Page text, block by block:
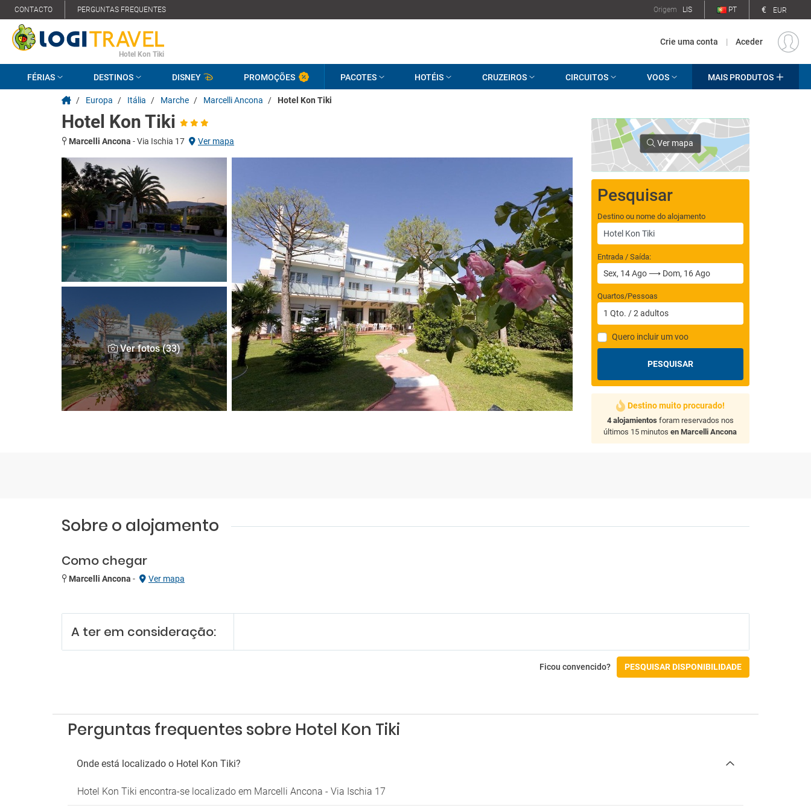
CONTACTO PERGUNTAS FREQUENTES Origem LIS PT € EUR
Hotel Kon Tiki
Crie uma conta | Aceder
FÉRIAS DESTINOS DISNEY PROMOÇÕES PACOTES HOTÉIS CRUZEIROS CIRCUITOS VOOS MAIS PRODUTOS
/ Europa / Itália / Marche / Marcelli Ancona / Hotel Kon Tiki
Hotel Kon Tiki
Marcelli Ancona -Via Ischia 17 Ver mapa
Ver fotos (33)
Ver mapa
Pesquisar
Destino ou nome do alojamento
Entrada / Saída:
Quartos/Pessoas
1 Qto. /2 adultos
Quero incluir um voo
PESQUISAR
Destino muito procurado!
4 alojamientos foram reservados nos
últimos 15 minutosen Marcelli Ancona
Sobre o alojamento
Como chegar
Marcelli Ancona - Ver mapa
A ter em consideração:
Ficou convencido? PESQUISAR DISPONIBILIDADE
Perguntas frequentes sobre Hotel Kon Tiki
Onde está localizado o Hotel Kon Tiki?
Hotel Kon Tiki encontra-se localizado em Marcelli Ancona - Via Ischia 17